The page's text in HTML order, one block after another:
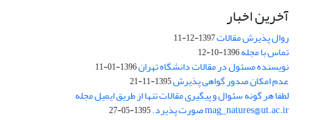
آخرین اخبار
روال پذیرش مقالات1397-12-11
تماس با مجله1396-10-12
نویسنده مسئول در مقالات دانشگاه تهران1396-01-11
عدم امکان صدور گواهی پذیرش1395-11-21
لطفا هر گونه سئوال و پیگیری مقالات تنها از طریق ایمیل مجله
mag_natures@ut.ac.ir صورت پذیرد. 1395-05-27